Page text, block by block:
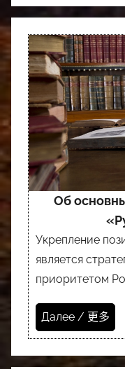
Об
Укрепление
является
приоритетом
Далее / 更多